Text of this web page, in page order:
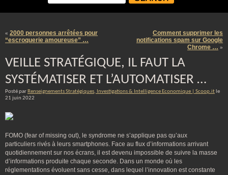
« 2000 personnes arrêtées pour
“escroquerie amoureuse” …
Comment supprimer les
notifications spam sur Google
Chrome … »
VEILLE STRATÉGIQUE, IL FAUT LA
SYSTÉMATISER ET L’AUTOMATISER …
Posté par Renseignements Stratégiques, Investigations & Intelligence Economique | Scoop.it le
21 juin 2022
FOMO (fear of missing out), le syndrome ne s’applique pas qu’aux
particuliers rivés à leurs smartphones. Face au flux d’informations arrivant
quotidiennement sur nos écrans, il est devenu impossible de suivre la masse
d’informations produite chaque seconde. Dans un monde où les
réglementations évoluent sans cesse, dans lequel l’innovation est constante